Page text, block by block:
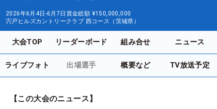
2026年6月4日-6月7日 賞金総額 ¥150,000,000
宍戸ヒルズカントリークラブ 西コース（茨城県）
大会TOP リーダーボード 組み合せ ニュース
ライブフォト 出場選手 概要など TV放送予定
【この大会のニュース】